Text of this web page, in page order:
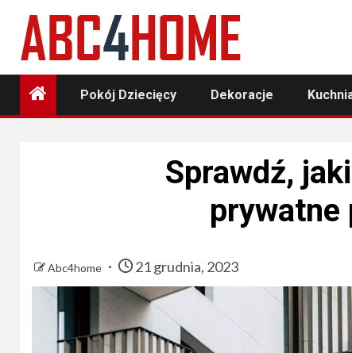
content
Pokój Dziecięcy Dekoracje
Sprawdź,
prywatne
Abc4home 21 grudnia, 2023